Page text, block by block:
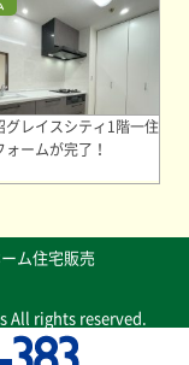
グレイスシティ1階一住
ームが完了！
ム住宅販売
All rights reserved.